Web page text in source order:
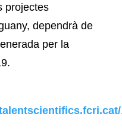
projectes
dependrà de
per la